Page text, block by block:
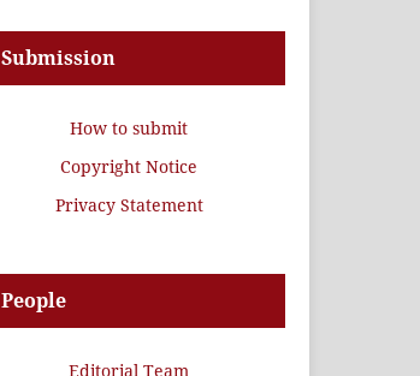
Submission
How to submit
Copyright Notice
Privacy Statement
People
Editorial Team